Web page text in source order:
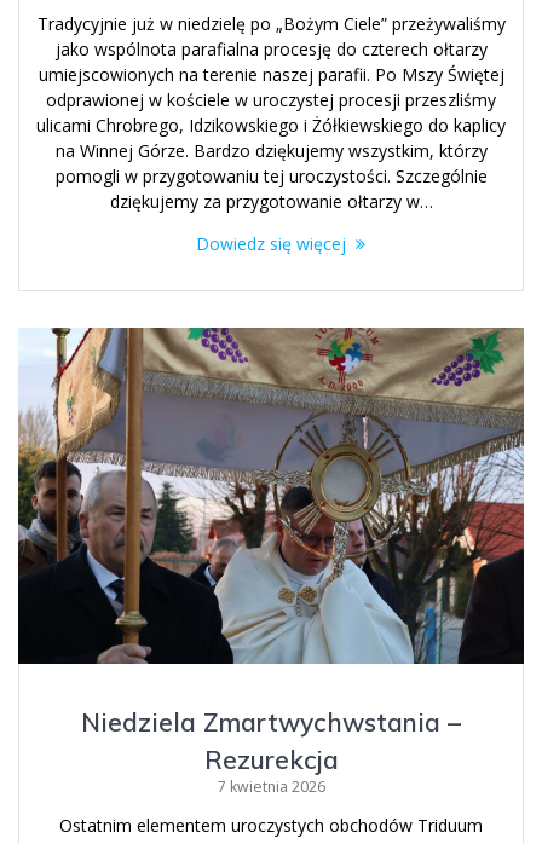
Tradycyjnie już w niedzielę po „Bożym Ciele” przeżywaliśmy
jako wspólnota parafialna procesję do czterech ołtarzy
umiejscowionych na terenie naszej parafii. Po Mszy Świętej
odprawionej w kościele w uroczystej procesji przeszliśmy
ulicami Chrobrego, Idzikowskiego i Żółkiewskiego do kaplicy
na Winnej Górze. Bardzo dziękujemy wszystkim, którzy
pomogli w przygotowaniu tej uroczystości. Szczególnie
dziękujemy za przygotowanie ołtarzy w…
Dowiedz się więcej
Niedziela Zmartwychwstania –
Rezurekcja
7 kwietnia 2026
Ostatnim elementem uroczystych obchodów Triduum